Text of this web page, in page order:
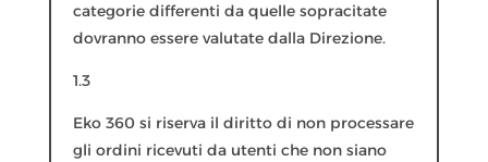
categorie differenti da quelle sopracitate
dovranno essere valutate dalla Direzione.
1.3
Eko 360 si riserva il diritto di non processare
gli ordini ricevuti da utenti che non siano